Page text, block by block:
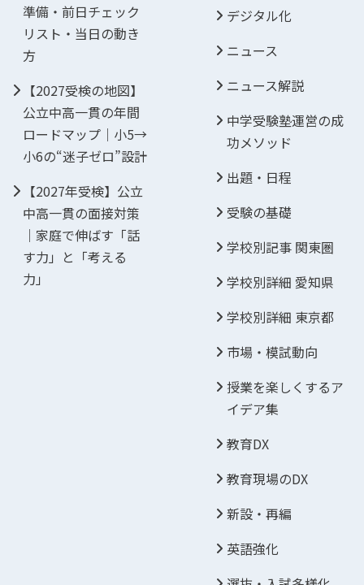
準備・前日チェック
リスト・当日の動き
方
【2027受検の地図】
公立中高一貫の年間
ロードマップ｜小5→
小6の“迷子ゼロ”設計
【2027年受検】公立
中高一貫の面接対策
｜家庭で伸ばす「話
す力」と「考える
力」
デジタル化
ニュース
ニュース解説
中学受験塾運営の成
功メソッド
出題・日程
受験の基礎
学校別記事 関東圏
学校別詳細 愛知県
学校別詳細 東京都
市場・模試動向
授業を楽しくするア
イデア集
教育DX
教育現場のDX
新設・再編
英語強化